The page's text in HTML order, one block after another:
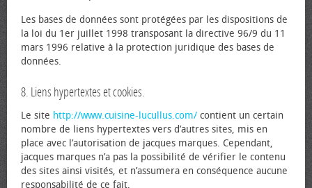
Les bases de données sont protégées par les dispositions de
la loi du 1er juillet 1998 transposant la directive 96/9 du 11
mars 1996 relative à la protection juridique des bases de
données.
8. Liens hypertextes et cookies.
Le site http://www.cuisine-lucullus.com/ contient un certain
nombre de liens hypertextes vers d’autres sites, mis en
place avec l’autorisation de jacques marques. Cependant,
jacques marques n’a pas la possibilité de vérifier le contenu
des sites ainsi visités, et n’assumera en conséquence aucune
responsabilité de ce fait.